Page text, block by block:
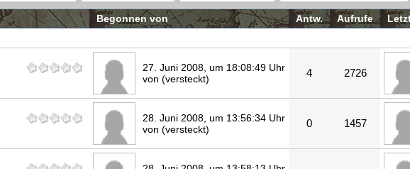
Begonnen von Antw. Aufrufe
27. Juni 2008, um 18:08:49 Uhr
von (versteckt)
4 2726
28. Juni 2008, um 13:56:34 Uhr
von (versteckt)
0 1457